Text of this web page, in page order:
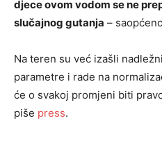
djece ovom vodom se ne
slučajnog gutanja –
Na teren su već izašli
parametre i rade na
će o svakoj promjeni biti
piše press.